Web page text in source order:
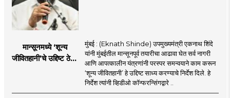
मान्सूनमध्ये ‘शून्य
जीवितहानी’चे उद्दिष्ट ठेवून
शिंदे
मुंबई : (Eknath Shinde) उपमुख्यमंत्री एकनाथ शिंदे
यांनी मुंबईतील मान्सूनपूर्व तयारीचा आढावा घेत सर्व नागरी
आणि आपत्कालीन यंत्रणांनी परस्पर समन्वयाने काम करून
‘शून्य जीवितहानी’ हे उद्दिष्ट साध्य करण्याचे निर्देश दिले. हे
निर्देश त्यांनी व्हिडीओ कॉन्फरन्सिंगद्वारे ..